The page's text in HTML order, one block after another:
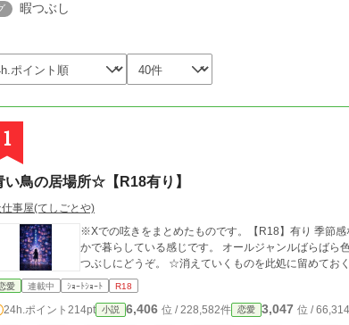
暇つぶし
1
い鳥の居場所☆【R18有り】
事屋(てしごとや)
※Xでの呟きをまとめたものです。【R18】有り 季節
かで暮らしている感じです。 オールジャンルばらばら色々、子育て、エロ、人間関係、夫婦関の事、教育など、暇
つぶしにどうぞ。 ☆消えていくものを此処に留
愛 連載中 ｼｮｰﾄｼｮｰﾄ R18
24h.ポイント 214pt 小説 6,406 位 / 228,582件 恋愛 3,047 位 /